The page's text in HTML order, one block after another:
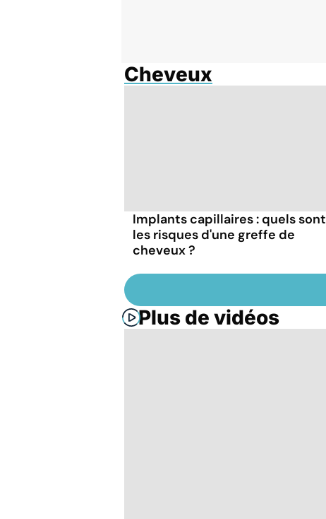
Cheveux
Implants capillaires : quels sont
les risques d'une greffe de
cheveux ?
Plus de vidéos